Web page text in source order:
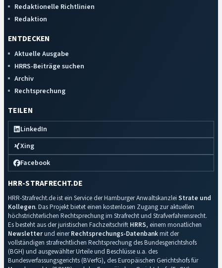
Redaktionelle Richtlinien
Redaktion
ENTDECKEN
Aktuelle Ausgabe
HRRS-Beiträge suchen
Archiv
Rechtsprechung
TEILEN
LinkedIn
Xing
Facebook
HRR-STRAFRECHT.DE
HRR-Strafrecht.de ist ein Service der Hamburger Anwaltskanzlei Strate und
Kollegen. Das Projekt bietet einen kostenlosen Zugang zur aktuellen
höchstrichterlichen Rechtsprechung im Strafrecht und Strafverfahrensrecht.
Es besteht aus der juristischen Fachzeitschrift HRRS, einem monatlichen
Newsletterund einerRechtsprechungs-Datenbankmit der
vollständigen strafrechtlichen Rechtsprechung des Bundesgerichtshofs
(BGH) und ausgewählter Urteile und Beschlüsse u.a. des
Bundesverfassungsgerichts (BVerfG), des Europäischen Gerichtshofs für